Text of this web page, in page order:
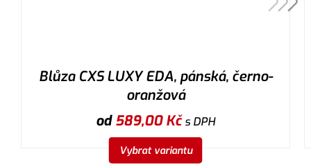
Blůza CXS LUXY EDA, pánská, černo-
oranžová
od589,00Kčs DPH
Vybrat variantu